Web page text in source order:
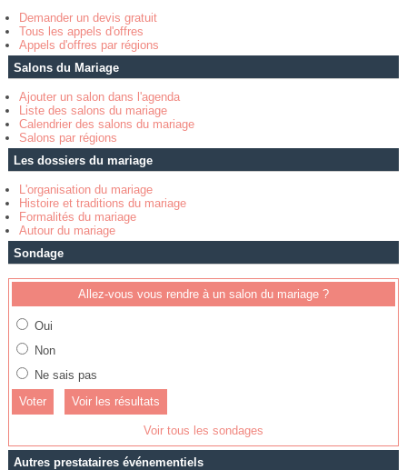
Demander un devis gratuit
Tous les appels d'offres
Appels d'offres par régions
Salons du Mariage
Ajouter un salon dans l'agenda
Liste des salons du mariage
Calendrier des salons du mariage
Salons par régions
Les dossiers du mariage
L'organisation du mariage
Histoire et traditions du mariage
Formalités du mariage
Autour du mariage
Sondage
Allez-vous vous rendre à un salon du mariage ?
Oui
Non
Ne sais pas
Voir les résultats
Voir tous les sondages
Autres prestataires événementiels